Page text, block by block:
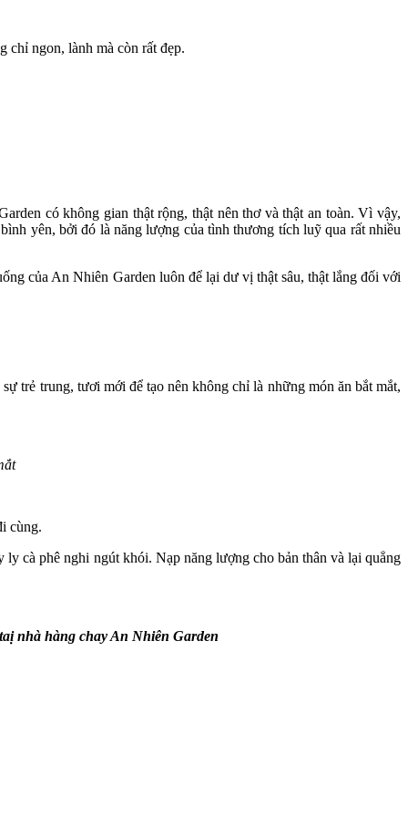
chỉ ngon, lành mà còn rất đẹp.
có không gian thật rộng, thật nên thơ và thật an toàn. Vì vậy,
yên, bởi đó là năng lượng của tình thương tích luỹ qua rất nhiều
của An Nhiên Garden luôn để lại dư vị thật sâu, thật lắng đối với
trẻ trung, tươi mới để tạo nên không chỉ là những món ăn bắt mắt,
cùng.
cà phê nghi ngút khói. Nạp năng lượng cho bản thân và lại quẳng
nhà hàng chay An Nhiên Garden